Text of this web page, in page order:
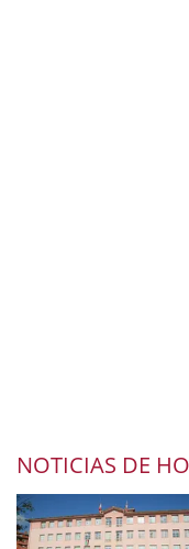
NOTICIAS DE